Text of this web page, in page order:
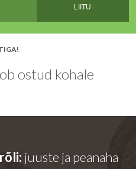
LIITU
ostud kohale
juuste ja peanaha